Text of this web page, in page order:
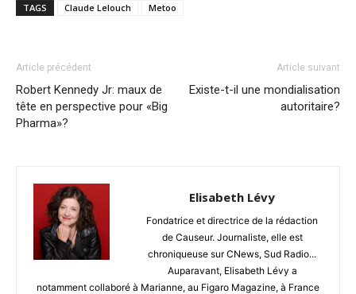
TAGS Claude Lelouch Metoo
Article précédent
Robert Kennedy Jr: maux de
tête en perspective pour «Big
Pharma»?
Article suivant
Existe-t-il une mondialisation
autoritaire?
Elisabeth Lévy
Fondatrice et directrice de la rédaction
de Causeur. Journaliste, elle est
chroniqueuse sur CNews, Sud Radio...
Auparavant, Elisabeth Lévy a
notamment collaboré à Marianne, au Figaro Magazine, à France